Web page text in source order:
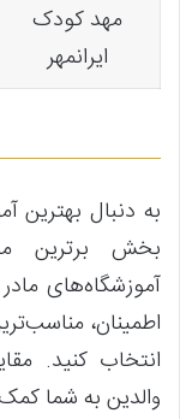
مهد کودک
ایرانمهر
به دنبال بهترین
بخش برترین
آموزشگاه‌های
اطمینان،
انتخاب کنید.
والدین به شما